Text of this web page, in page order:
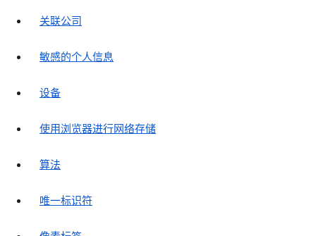
关联公司
敏感的个人信息
设备
使用浏览器进行网络存储
算法
唯一标识符